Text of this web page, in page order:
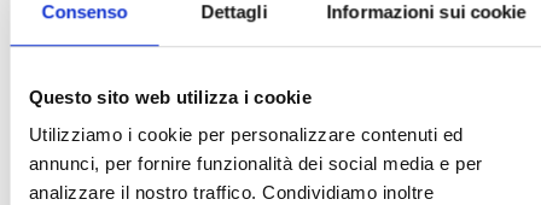
Consenso Dettagli Informazioni sui cookie
Questo sito web utilizza i cookie
Utilizziamo i cookie per personalizzare contenuti ed
annunci, per fornire funzionalità dei social media e per
analizzare il nostro traffico. Condividiamo inoltre
〉 Banche dati
»Legislazione
»
Prassi
Giurisprudenza
Corte Costituzionale